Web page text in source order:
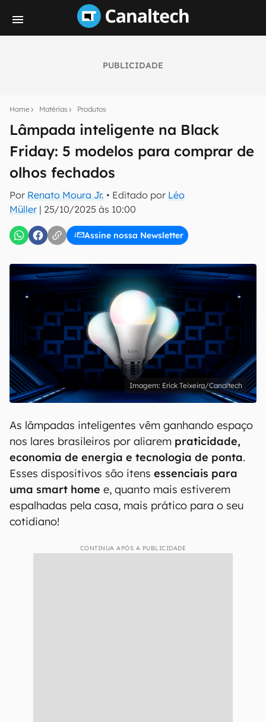
PUBLICIDADE
Home Matérias Produtos
Lâmpada inteligente na Black
Friday: 5 modelos para comprar de
olhos fechados
Por Renato Moura Jr. • Editado por Léo
Müller | 25/10/2025 às 10:00
Assine nossa Newsletter
notícias e reviews sobre tecnologia em primeira
E-mail
inscreva-se
Confirmo que li, aceito e concordo com os Termos de
Uso e Política de Privacidade do Canaltech.
Erick Teixeira/Canaltech
As lâmpadas inteligentes vêm ganhando espaço
nos lares brasileiros por aliarem praticidade,
economia de energia e tecnologia de ponta.
Esses dispositivos são itens essenciais para
uma smart home e, quanto mais estiverem
espalhadas pela casa, mais prático para o seu
cotidiano!
CONTINUA APÓS A PUBLICIDADE